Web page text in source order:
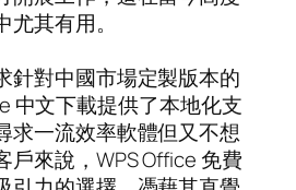
其有用。
針對中國市場定製版本的
中文下載提供了本地化支
求一流效率軟體但又不想
戶來說，WPS Office 免費